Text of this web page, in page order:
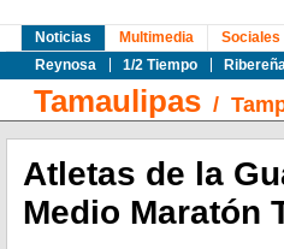
Noticias
Reynosa
1/2 Tiempo
Multimedia Sociales
Tamaulipas /
Atletas de la
Medio Maratón